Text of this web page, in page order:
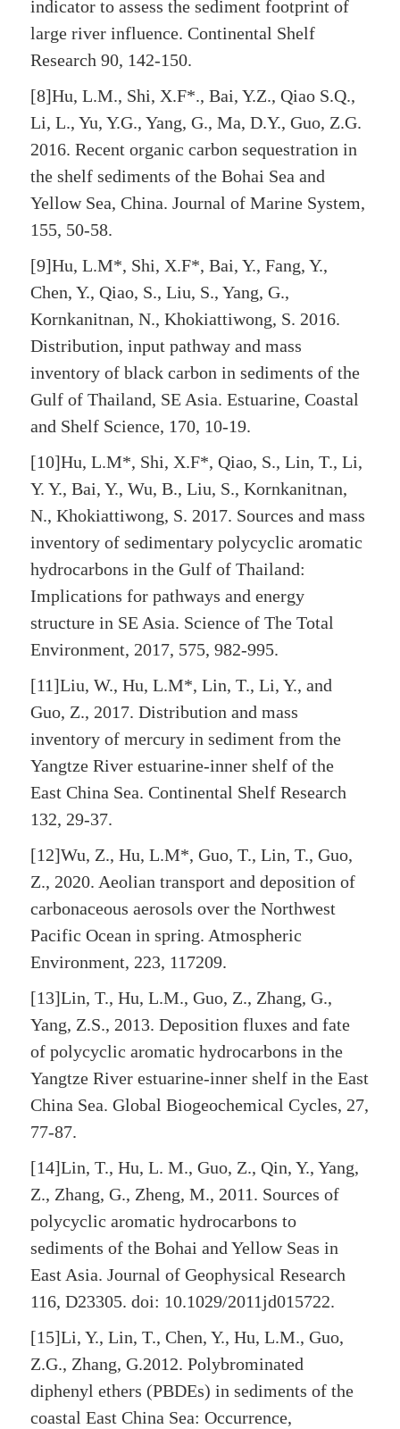
indicator to assess the sediment footprint of
large river influence. Continental Shelf
Research 90, 142-150.
[8]Hu, L.M., Shi, X.F*., Bai, Y.Z., Qiao S.Q.,
Li, L., Yu, Y.G., Yang, G., Ma, D.Y., Guo, Z.G.
2016. Recent organic carbon sequestration in
the shelf sediments of the Bohai Sea and
Yellow Sea, China. Journal of Marine System,
155, 50-58.
[9]Hu, L.M*, Shi, X.F*, Bai, Y., Fang, Y.,
Chen, Y., Qiao, S., Liu, S., Yang, G.,
Kornkanitnan, N., Khokiattiwong, S. 2016.
Distribution, input pathway and mass
inventory of black carbon in sediments of the
Gulf of Thailand, SE Asia. Estuarine, Coastal
and Shelf Science, 170, 10-19.
[10]Hu, L.M*, Shi, X.F*, Qiao, S., Lin, T., Li,
Y. Y., Bai, Y., Wu, B., Liu, S., Kornkanitnan,
N., Khokiattiwong, S. 2017. Sources and mass
inventory of sedimentary polycyclic aromatic
hydrocarbons in the Gulf of Thailand:
Implications for pathways and energy
structure in SE Asia. Science of The Total
Environment, 2017, 575, 982-995.
[11]Liu, W., Hu, L.M*, Lin, T., Li, Y., and
Guo, Z., 2017. Distribution and mass
inventory of mercury in sediment from the
Yangtze River estuarine-inner shelf of the
East China Sea. Continental Shelf Research
132, 29-37.
[12]Wu, Z., Hu, L.M*, Guo, T., Lin, T., Guo,
Z., 2020. Aeolian transport and deposition of
carbonaceous aerosols over the Northwest
Pacific Ocean in spring. Atmospheric
Environment, 223, 117209.
[13]Lin, T., Hu, L.M., Guo, Z., Zhang, G.,
Yang, Z.S., 2013. Deposition fluxes and fate
of polycyclic aromatic hydrocarbons in the
Yangtze River estuarine-inner shelf in the East
China Sea. Global Biogeochemical Cycles, 27,
77-87.
[14]Lin, T., Hu, L. M., Guo, Z., Qin, Y., Yang,
Z., Zhang, G., Zheng, M., 2011. Sources of
polycyclic aromatic hydrocarbons to
sediments of the Bohai and Yellow Seas in
East Asia. Journal of Geophysical Research
116, D23305. doi: 10.1029/2011jd015722.
[15]Li, Y., Lin, T., Chen, Y., Hu, L.M., Guo,
Z.G., Zhang, G.2012. Polybrominated
diphenyl ethers (PBDEs) in sediments of the
coastal East China Sea: Occurrence,